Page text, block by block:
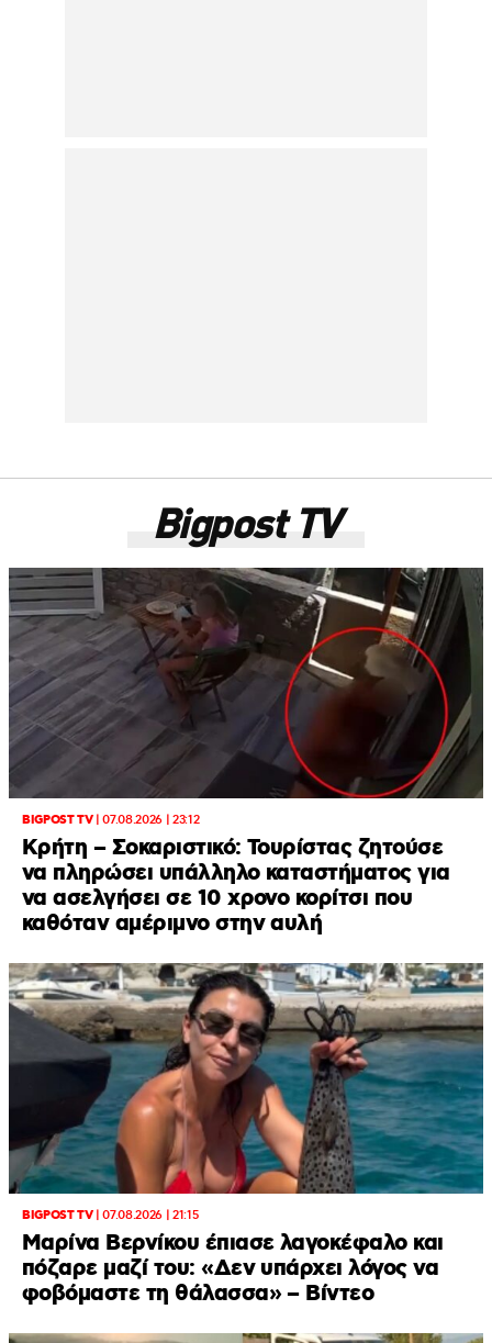
Bigpost TV
BIGPOST TV|07.08.2026 | 23:12
Κρήτη – Σοκαριστικό: Τουρίστας ζητούσε
να πληρώσει υπάλληλο καταστήματος για
να ασελγήσει σε 10 χρονο κορίτσι που
καθόταν αμέριμνο στην αυλή
BIGPOST TV|07.08.2026 | 21:15
Μαρίνα Βερνίκου έπιασε λαγοκέφαλο και
πόζαρε μαζί του: «Δεν υπάρχει λόγος να
φοβόμαστε τη θάλασσα» – Βίντεο